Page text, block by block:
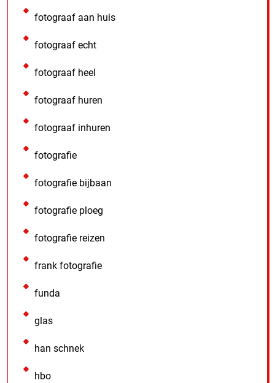
fotograaf aan huis
fotograaf echt
fotograaf heel
fotograaf huren
fotograaf inhuren
fotografie
fotografie bijbaan
fotografie ploeg
fotografie reizen
frank fotografie
funda
glas
han schnek
hbo